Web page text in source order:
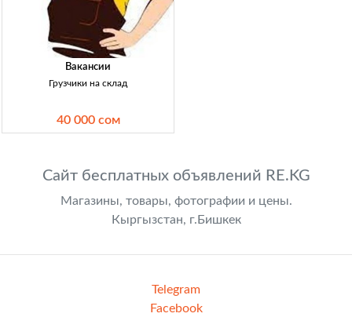
Вакансии
Грузчики на склад
40 000 сом
Сайт бесплатных объявлений RE.KG
Магазины, товары, фотографии и цены.
Кыргызстан, г.Бишкек
Telegram
Facebook